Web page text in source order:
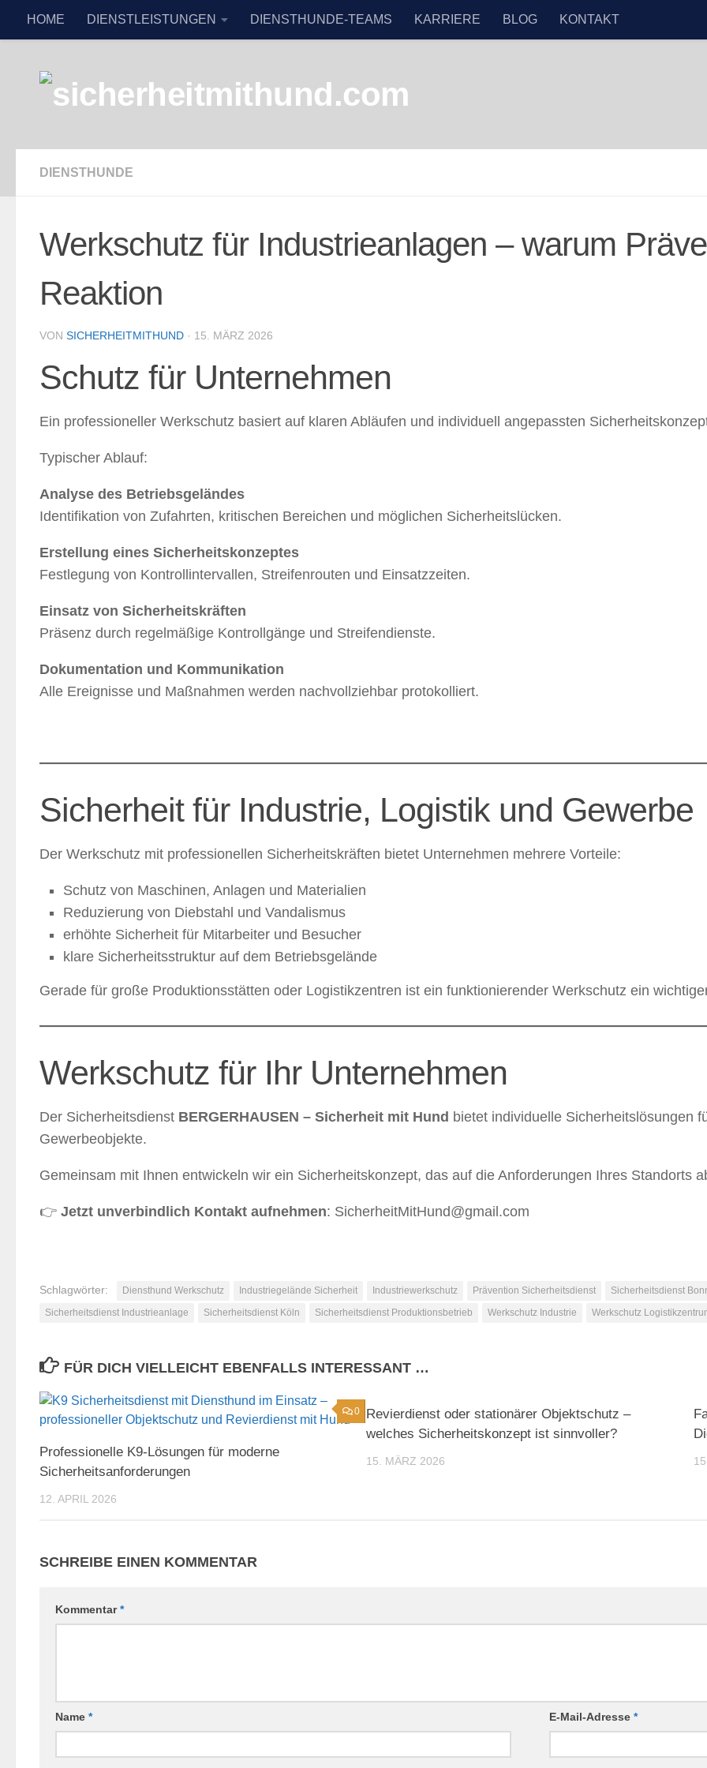
Zum Inhalt springen
HOME DIENSTLEISTUNGEN DIENSTHUNDE-TEAMS KARRIERE BLOG KONTAKT
DIENSTHUNDE
Werkschutz für Industrieanlagen – warum
Reaktion
VON SICHERHEITMITHUND · 15. MÄRZ 2026
Schutz für Unternehmen
Ein professioneller Werkschutz basiert auf klaren Abläufen und individuell angepassten
Typischer Ablauf:
Analyse des Betriebsgeländes
Identifikation von Zufahrten, kritischen Bereichen und möglichen Sicherheitslücken.
Erstellung eines Sicherheitskonzeptes
Festlegung von Kontrollintervallen, Streifenrouten und Einsatzzeiten.
Einsatz von Sicherheitskräften
Präsenz durch regelmäßige Kontrollgänge und Streifendienste.
Dokumentation und Kommunikation
Alle Ereignisse und Maßnahmen werden nachvollziehbar protokolliert.
Sicherheit für Industrie, Logistik und Gewerbe
Der Werkschutz mit professionellen Sicherheitskräften bietet Unternehmen mehrere Vorteile:
Schutz von Maschinen, Anlagen und Materialien
Reduzierung von Diebstahl und Vandalismus
erhöhte Sicherheit für Mitarbeiter und Besucher
klare Sicherheitsstruktur auf dem Betriebsgelände
Gerade für große Produktionsstätten oder Logistikzentren ist ein funktionierender Werkschutz ein
Werkschutz für Ihr Unternehmen
Der Sicherheitsdienst BERGERHAUSEN – Sicherheit mit Hund bietet individuelle Sicherheitslösungen
Gewerbeobjekte.
Gemeinsam mit Ihnen entwickeln wir ein Sicherheitskonzept, das auf die Anforderungen Ihres Standorts
👉 Jetzt unverbindlich Kontakt aufnehmen: SicherheitMitHund@gmail.com
Schlagwörter: Diensthund Werkschutz Industriegelände Sicherheit Industriewerkschutz Prävention Sicherheitsdienst
Sicherheitsdienst
Sicherheitsdienst Industrieanlage
Sicherheitsdienst Köln Sicherheitsdienst Produktionsbetrieb Werkschutz Industrie Werkschutz
FÜR DICH VIELLEICHT EBENFALLS INTERESSANT …
0
Professionelle K9-Lösungen für moderne
Sicherheitsanforderungen
12. APRIL 2026
Revierdienst oder stationärer Objektschutz –
welches Sicherheitskonzept ist sinnvoller?
15. MÄRZ 2026
SCHREIBE EINEN KOMMENTAR
Kommentar*
Name * E-Mail-Adresse*